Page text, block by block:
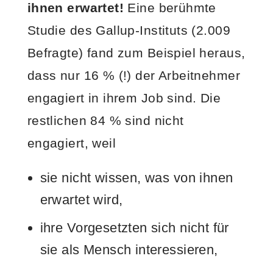
ihnen erwartet! Eine berühmte
Studie des Gallup-Instituts (2.009
Befragte) fand zum Beispiel heraus,
dass nur 16 % (!) der Arbeitnehmer
engagiert in ihrem Job sind. Die
restlichen 84 % sind nicht
engagiert, weil
sie nicht wissen, was von ihnen
erwartet wird,
ihre Vorgesetzten sich nicht für
sie als Mensch interessieren,